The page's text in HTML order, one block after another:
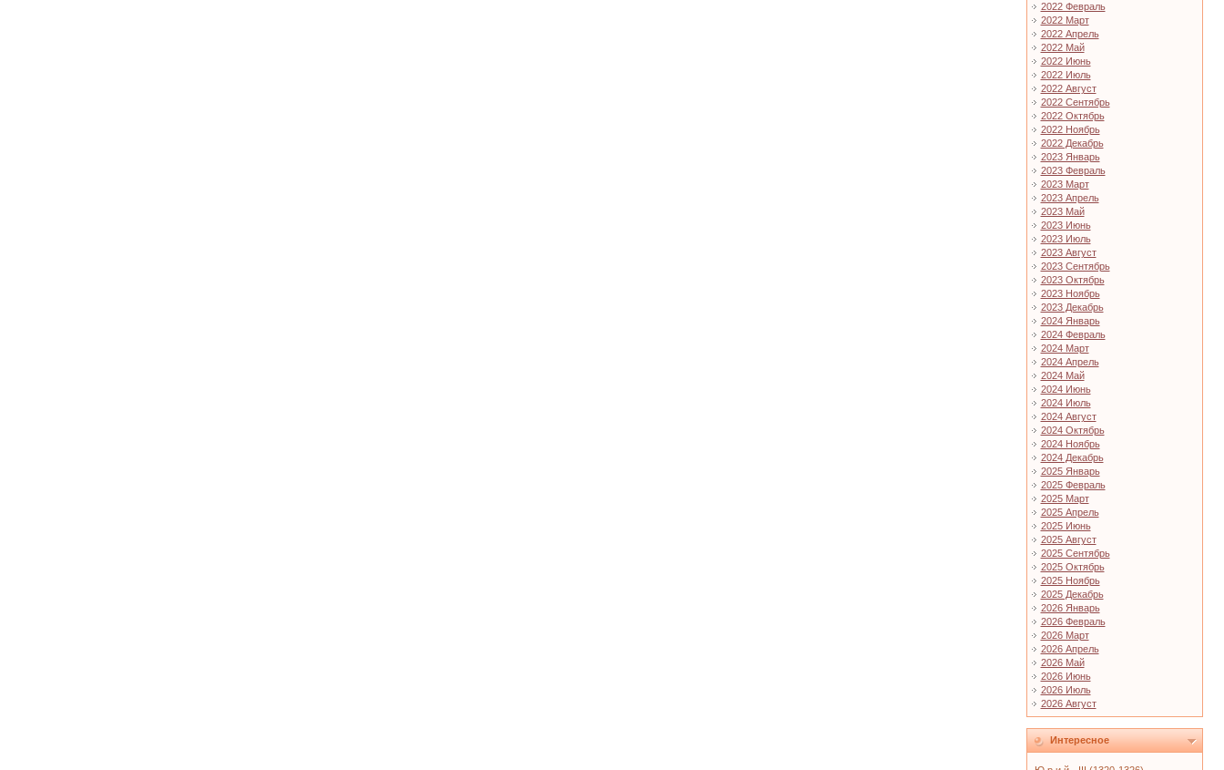
2022 Февраль
2022 Март
2022 Апрель
2022 Май
2022 Июнь
2022 Июль
2022 Август
2022 Сентябрь
2022 Октябрь
2022 Ноябрь
2022 Декабрь
2023 Январь
2023 Февраль
2023 Март
2023 Апрель
2023 Май
2023 Июнь
2023 Июль
2023 Август
2023 Сентябрь
2023 Октябрь
2023 Ноябрь
2023 Декабрь
2024 Январь
2024 Февраль
2024 Март
2024 Апрель
2024 Май
2024 Июнь
2024 Июль
2024 Август
2024 Октябрь
2024 Ноябрь
2024 Декабрь
2025 Январь
2025 Февраль
2025 Март
2025 Апрель
2025 Июнь
2025 Август
2025 Сентябрь
2025 Октябрь
2025 Ноябрь
2025 Декабрь
2026 Январь
2026 Февраль
2026 Март
2026 Апрель
2026 Май
2026 Июнь
2026 Июль
2026 Август
Интересное